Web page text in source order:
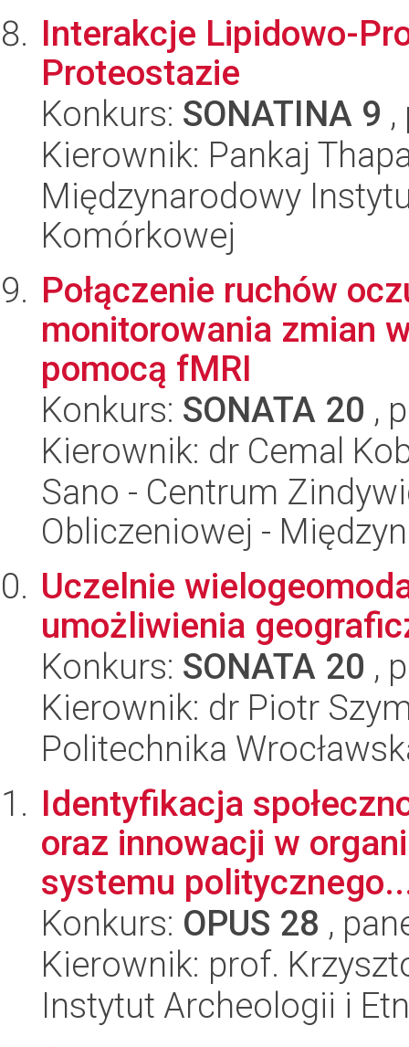
Interakcje Lipidowo-
Proteostazie
Konkurs: SONATINA 9
Kierownik: Pankaj
Międzynarodowy
Komórkowej
Połączenie ruchów
monitorowania zmian
pomocą fMRI
Konkurs: SONATA 20 ,
Kierownik: dr Cemal
Sano - Centrum
Obliczeniowej -
Uczelnie
umożliwienia
Konkurs: SONATA 20 ,
Kierownik: dr Piotr
Politechnika
Identyfikacja
oraz innowacji w
systemu
Konkurs: OPUS 28 ,
Kierownik: prof.
Instytut Archeologii i